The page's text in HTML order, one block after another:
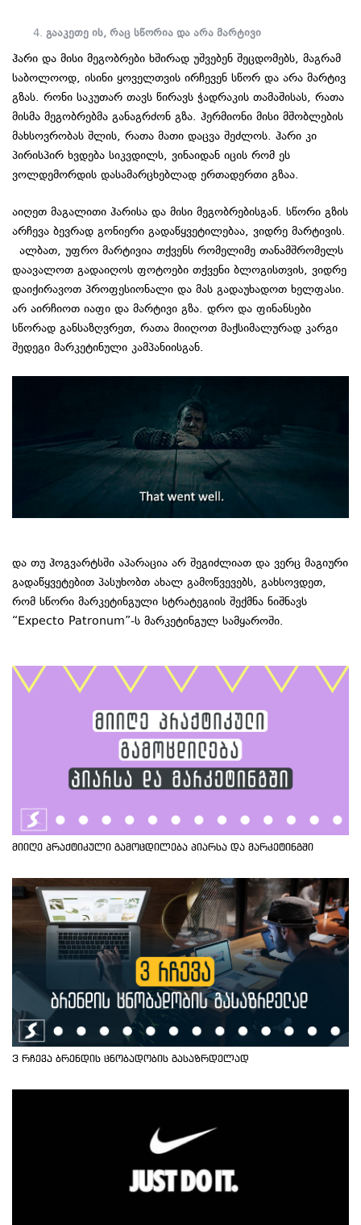
გააკეთე ის, რაც სწორია და არა მარტივი
ჰარი და მისი მეგობრები ხშირად უშვებენ შეცდომებს, მაგრამ
საბოლოოდ, ისინი ყოველთვის ირჩევენ სწორ და არა მარტივ
გზას. რონი საკუთარ თავს წირავს ჭადრაკის თამაშისას, რათა
მისმა მეგობრებმა განაგრძონ გზა. ჰერმიონი მისი მშობლების
მახსოვრობას შლის, რათა მათი დაცვა შეძლოს. ჰარი კი
პირისპირ ხვდება სიკვდილს, ვინაიდან იცის რომ ეს
ვოლდემორდის დასამარცხებლად ერთადერთი გზაა.
აიღეთ მაგალითი ჰარისა და მისი მეგობრებისგან. სწორი გზის
არჩევა ბევრად გონიერი გადაწყვეტილებაა, ვიდრე მარტივის.
ალბათ, უფრო მარტივია თქვენს რომელიმე თანამშრომელს
დაავალოთ გადაიღოს ფოტოები თქვენი ბლოგისთვის, ვიდრე
დაიქირავოთ პროფესიონალი და მას გადაუხადოთ ხელფასი.
არ აირჩიოთ იაფი და მარტივი გზა. დრო და ფინანსები
სწორად განსაზღვრეთ, რათა მიიღოთ მაქსიმალურად კარგი
შედეგი მარკეტინული კამპანიისგან.
და თუ ჰოგვარტსში აპარაცია არ შეგიძლიათ და ვერც მაგიური
გადაწყვეტებით პასუხობთ ახალ გამოწვევებს, გახსოვდეთ,
რომ სწორი მარკეტინგული სტრატეგიის შექმნა ნიშნავს
“Expecto Patronum”-ს მარკეტინგულ სამყაროში.
მიიღე პრაქტიკული გამოცდილება პიარსა და მარკეტინგში
3 რჩევა ბრენდის ცნობადობის გასაზრდელად